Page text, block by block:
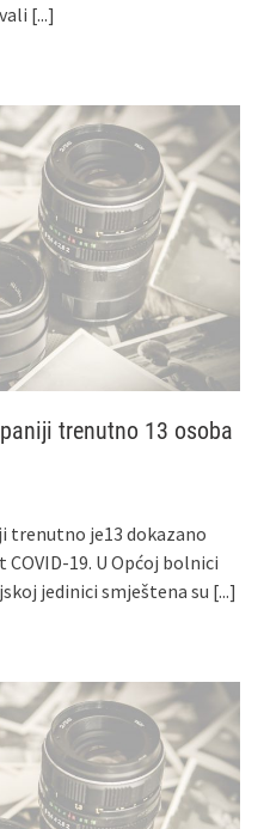
[...]
trenutno 13 osoba
trenutno je13 dokazano
19. U Općoj bolnici
jedinici smještena su [...]